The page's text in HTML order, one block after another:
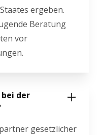
ergeben.
Beratung
vor
der
gesetzlicher